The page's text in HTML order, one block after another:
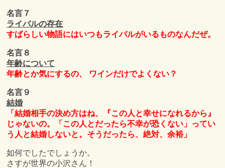
名言７
ライバルの存在
すばらしい物語にはいつもライバルがいるものなんだぜ。
名言８
年齢について
年齢とか気にするの、 ワインだけでよくない？
名言９
結婚
「結婚相手の決め方はね、『この人と幸せになれるから』
じゃないの。「この人とだったら不幸が恐くない」ってい
う人と結婚しないと。そうだったら、絶対、余裕」
如何でしたでしょうか。
さすが世界の小沢さん！